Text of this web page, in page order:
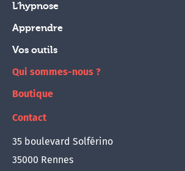
L'hypnose
Apprendre
Vos outils
Qui sommes-nous ?
Boutique
Contact
35 boulevard Solférino
35000 Rennes